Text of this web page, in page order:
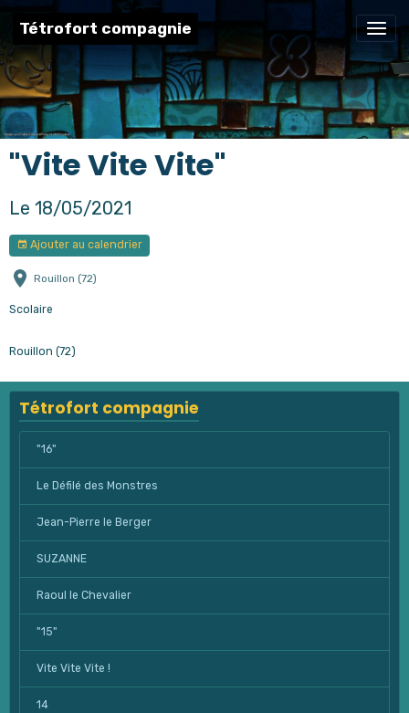
Tétrofort compagnie
"Vite Vite Vite"
Le 18/05/2021
Ajouter au calendrier
Rouillon (72)
Scolaire
Rouillon (72)
Tétrofort compagnie
"16"
Le Défilé des Monstres
Jean-Pierre le Berger
SUZANNE
Raoul le Chevalier
"15"
Vite Vite Vite !
14